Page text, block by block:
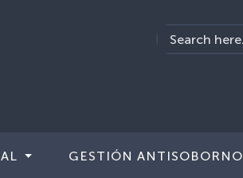
GESTIÓN ANTISOBORNO